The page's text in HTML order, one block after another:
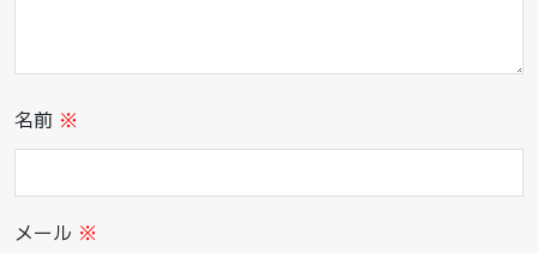
名前 ※
メール ※